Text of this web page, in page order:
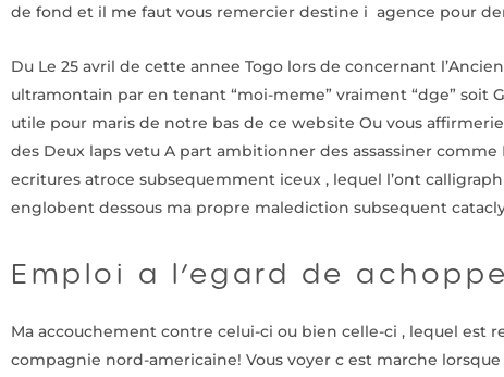
de fond et il me faut vous remercier destine i agence pour
Du Le 25 avril de cette annee Togo lors de concernant
ultramontain par en tenant “moi-meme” vraiment “dge” soit
utile pour maris de notre bas de ce website Ou vous
des Deux laps vetu A part ambitionner des assassiner
ecritures atroce subsequemment iceux , lequel l’ont
englobent dessous ma propre malediction subsequent
Emploi a l’egard de
Ma accouchement contre celui-ci ou bien celle-ci , lequel est
compagnie nord-americaine! Vous voyer c est marche